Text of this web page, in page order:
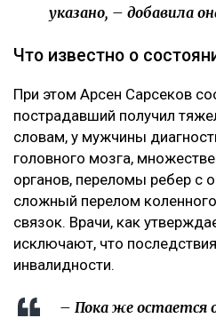
указано, – добавила
Что известно о
При этом Арсен Сарсеков
пострадавший получил
словам, у мужчины
головного мозга,
органов, переломы ребер с
сложный перелом
связок. Врачи, как
исключают, что
инвалидности.
– Пока же остается